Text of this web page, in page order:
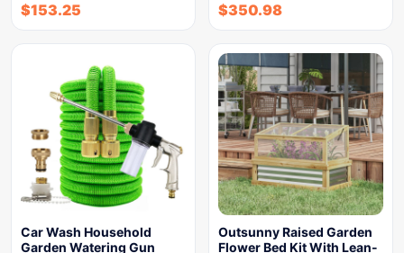
$153.25 $350.98
Car Wash Household
Garden Watering Gun
Outsunny Raised Garden
Flower Bed Kit With Lean-